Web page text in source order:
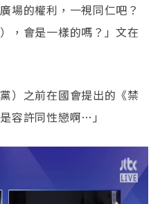
場的權利，一視同仁吧？
，會是一樣的嗎？」文在
）之前在國會提出的《禁
容許同性戀啊…」